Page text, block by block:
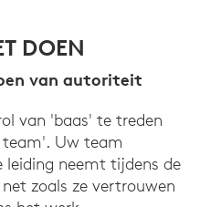
DOEN
van autoriteit
van 'baas' te treden
Uw team
neemt tijdens de
zoals ze vertrouwen